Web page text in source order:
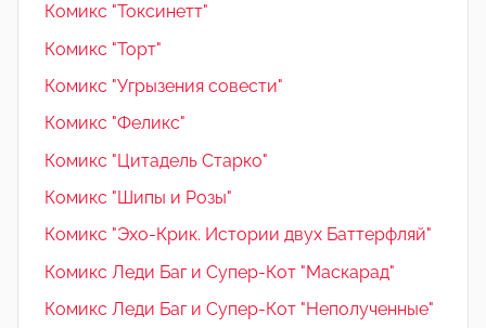
Комикс "Токсинетт"
Комикс "Торт"
Комикс "Угрызения совести"
Комикс "Феликс"
Комикс "Цитадель Старко"
Комикс "Шипы и Розы"
Комикс "Эхо-Крик. Истории двух Баттерфляй"
Комикс Леди Баг и Супер-Кот "Маскарад"
Комикс Леди Баг и Супер-Кот "Неполученные"